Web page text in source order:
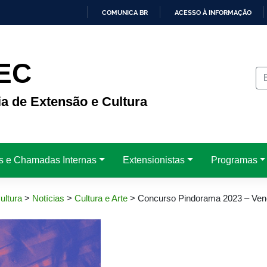
COMUNICA BR ACESSO À INFORMAÇÃO
de Extensão e Cultura
e Chamadas Internas Extensionistas Programas
> Notícias > Cultura e Arte > Concurso Pindorama 2023 –